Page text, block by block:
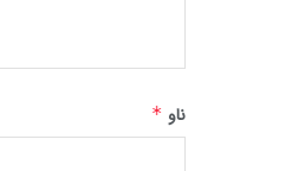
ناو *